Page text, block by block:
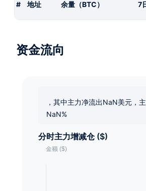
# 地址 余量（BTC） 7
资金流向
，其中主力净流出NaN美元，
NaN%
分时主力增减仓 ($)